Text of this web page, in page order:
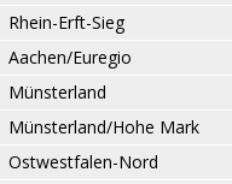
Rhein-Erft-Sieg
Aachen/Euregio
Münsterland
Münsterland/Hohe Mark
Ostwestfalen-Nord